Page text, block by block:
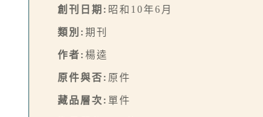
創刊日期: 昭和10年6月
類別: 期刊
作者: 楊逵
原件與否: 原件
藏品層次: 單件